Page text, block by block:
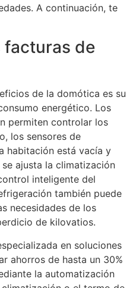
A continuación, te
facturas de
de la domótica es su
energético. Los
permiten controlar los
los sensores de
habitación está vacía y
ajusta la climatización
inteligente del
también puede
necesidades de los
de kilovatios.
en soluciones
ahorros de hasta un 30%
la automatización